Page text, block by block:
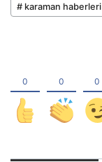
# karaman